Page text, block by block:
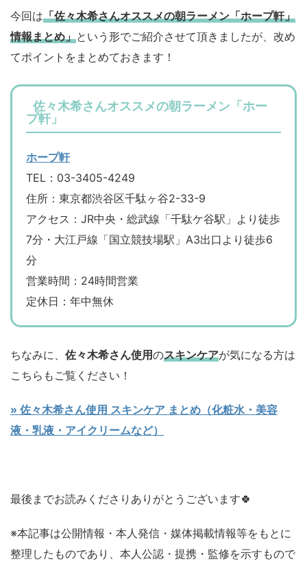
今回は「佐々木希さんオススメの朝ラーメン「ホープ軒」
情報まとめ」という形でご紹介させて頂きましたが、改め
てポイントをまとめておきます！
佐々木希さんオススメの朝ラーメン「ホー
プ軒」
ホープ軒
TEL：03-3405-4249
住所：東京都渋谷区千駄ヶ谷2-33-9
アクセス：JR中央・総武線「千駄ケ谷駅」より徒歩
7分・大江戸線「国立競技場駅」A3出口より徒歩6
分
営業時間：24時間営業
定休日：年中無休
ちなみに、 佐々木希さん使用のスキンケアが気になる方は
こちらもご覧ください！
» 佐々木希さん使用 スキンケア まとめ（化粧水・美容
液・乳液・アイクリームなど）
最後までお読みくださりありがとうございます🍀
※本記事は公開情報・本人発信・媒体掲載情報等をもとに
整理したものであり、本人公認・提携・監修を示すもので